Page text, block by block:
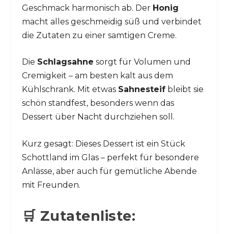
Geschmack harmonisch ab. Der Honig
macht alles geschmeidig süß und verbindet
die Zutaten zu einer samtigen Creme.
Die Schlagsahne sorgt für Volumen und
Cremigkeit – am besten kalt aus dem
Kühlschrank. Mit etwas Sahnesteifbleibt sie
schön standfest, besonders wenn das
Dessert über Nacht durchziehen soll.
Kurz gesagt: Dieses Dessert ist ein Stück
Schottland im Glas – perfekt für besondere
Anlässe, aber auch für gemütliche Abende
mit Freunden.
🛒 Zutatenliste: